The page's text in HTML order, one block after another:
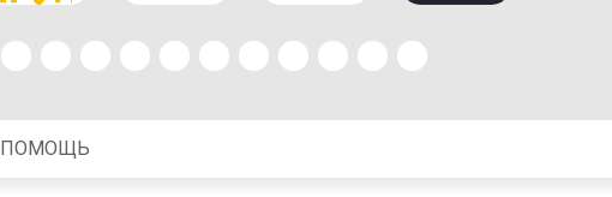
ПОМОЩЬ